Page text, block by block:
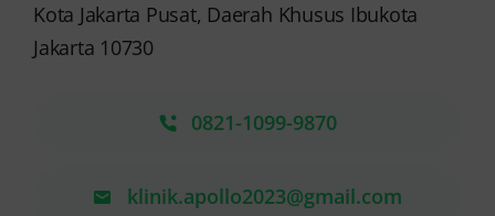
Kota Jakarta Pusat, Daerah Khusus Ibukota
Jakarta 10730
0821-1099-9870
klinik.apollo2023@gmail.com